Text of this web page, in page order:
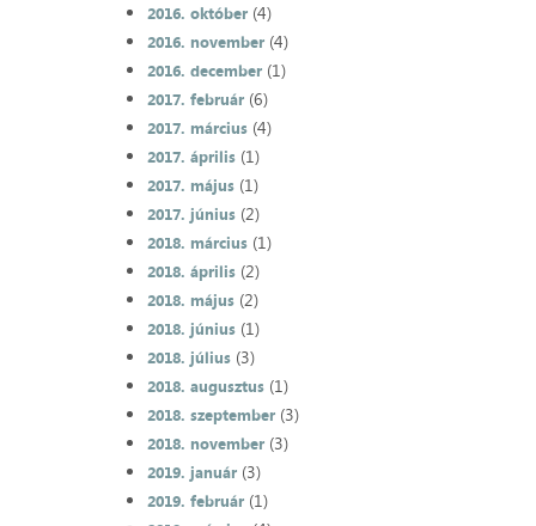
2016. október(4)
2016. november(4)
2016. december(1)
2017. február(6)
2017. március(4)
2017. április(1)
2017. május(1)
2017. június(2)
2018. március(1)
2018. április(2)
2018. május(2)
2018. június(1)
2018. július(3)
2018. augusztus(1)
2018. szeptember(3)
2018. november(3)
2019. január(3)
2019. február(1)